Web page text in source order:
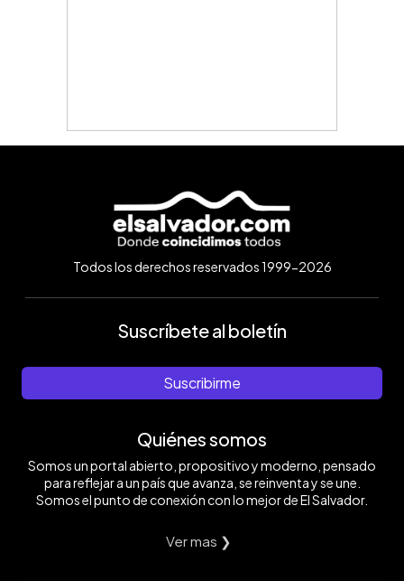
Todos los derechos reservados 1999-2026
Suscríbete al boletín
Suscribirme
Quiénes somos
Somos un portal abierto, propositivo y moderno, pensado
para reflejar a un país que avanza, se reinventa y se une.
Somos el punto de conexión con lo mejor de El Salvador.
Ver mas ❯